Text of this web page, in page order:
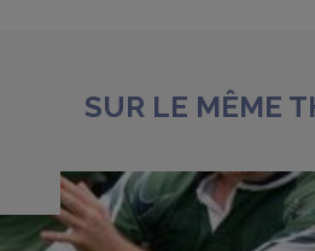
SUR LE MÊME